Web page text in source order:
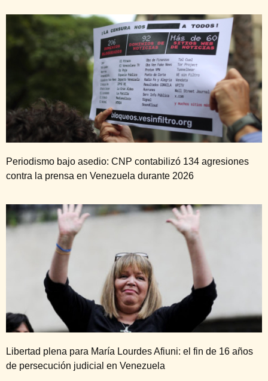
Periodismo bajo asedio: CNP contabilizó 134 agresiones
contra la prensa en Venezuela durante 2026
Libertad plena para María Lourdes Afiuni: el fin de 16 años
de persecución judicial en Venezuela